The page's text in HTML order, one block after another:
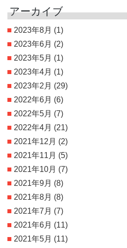
アーカイブ
2023年8月 (1)
2023年6月 (2)
2023年5月 (1)
2023年4月 (1)
2023年2月 (29)
2022年6月 (6)
2022年5月 (7)
2022年4月 (21)
2021年12月 (2)
2021年11月 (5)
2021年10月 (7)
2021年9月 (8)
2021年8月 (8)
2021年7月 (7)
2021年6月 (11)
2021年5月 (11)